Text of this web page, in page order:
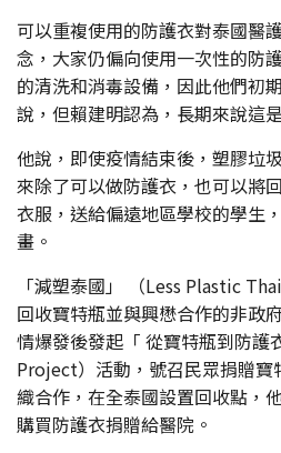
可以重複使用的防護衣對泰國醫
念，大家仍偏向使用一次性的防
的清洗和消毒設備，因此他們初
說，但賴建明認為，長期來說這
他說，即使疫情結束後，塑膠垃
來除了可以做防護衣，也可以將
衣服，送給偏遠地區學校的學生
畫。
「減塑泰國」 （Less Plastic
回收寶特瓶並與興懋合作的非政
情爆發後發起「 從寶特瓶到防護
Project）活動，號召民眾捐贈寶
織合作，在全泰國設置回收點，
購買防護衣捐贈給醫院。